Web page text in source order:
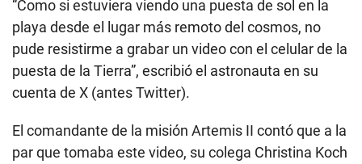
“Como si estuviera viendo una puesta de sol en la
playa desde el lugar más remoto del cosmos, no
pude resistirme a grabar un video con el celular de la
puesta de la Tierra”, escribió el astronauta en su
cuenta de X (antes Twitter).
El comandante de la misión Artemis II contó que a la
par que tomaba este video, su colega Christina Koch